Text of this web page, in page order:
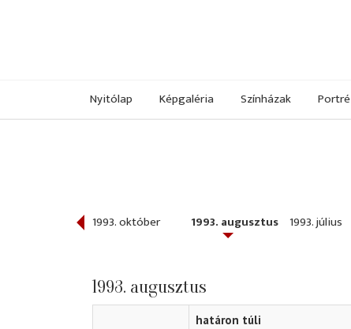
Nyitólap Képgaléria Színházak Portré
1993. október 1993. augusztus 1993. július
1993. augusztus
határon túli